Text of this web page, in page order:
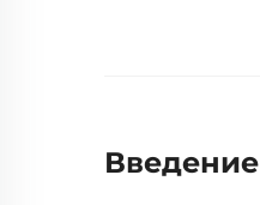
Введение